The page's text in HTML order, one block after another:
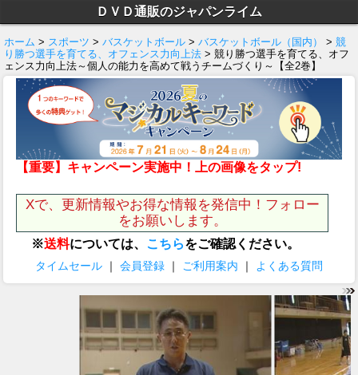
ＤＶＤ通販のジャパンライム
ホーム > スポーツ > バスケットボール > バスケットボール（国内） > 競
り勝つ選手を育てる、オフェンス力向上法 > 競り勝つ選手を育てる、オフ
ェンス力向上法～個人の能力を高めて戦うチームづくり～【全2巻】
【重要】キャンペーン実施中！上の画像をタップ!
Xで、更新情報やお得な情報を発信中！フォロー
をお願いします。
※送料については、 こちらをご確認ください。
タイムセール ｜ 会員登録 ｜ ご利用案内 ｜ よくある質問